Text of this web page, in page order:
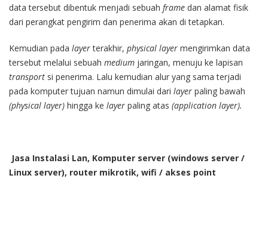
data tersebut dibentuk menjadi sebuah frame dan alamat fisik
dari perangkat pengirim dan penerima akan di tetapkan.
Kemudian pada layerterakhir, physical layer mengirimkan data
tersebut melalui sebuah medium jaringan, menuju ke lapisan
transport si penerima. Lalu kemudian alur yang sama terjadi
pada komputer tujuan namun dimulai dari layer paling bawah
(physical layer) hingga ke layer paling atas (application layer).
Jasa Instalasi Lan, Komputer server (windows server /
Linux server), router mikrotik, wifi / akses point